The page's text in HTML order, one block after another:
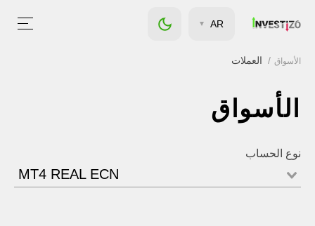
AR
الأسواق العملات
الأسواق
نوع الحساب
MT4 REAL ECN